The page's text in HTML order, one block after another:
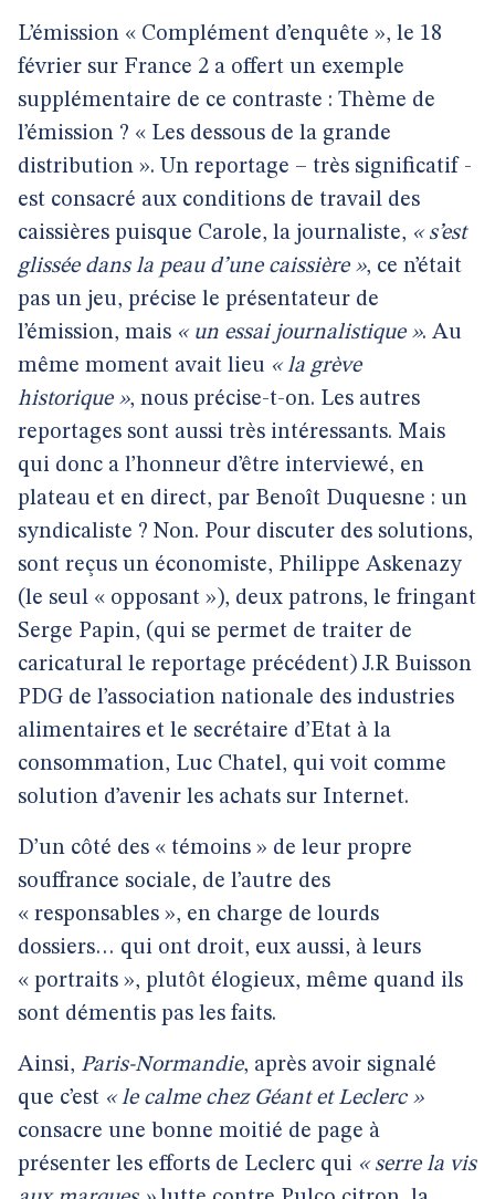
L’émission « Complément d’enquête », le 18
février sur France 2 a offert un exemple
supplémentaire de ce contraste : Thème de
l’émission ? « Les dessous de la grande
distribution ». Un reportage – très significatif -
est consacré aux conditions de travail des
caissières puisque Carole, la journaliste, « s’est
glissée dans la peau d’une caissière », ce n’était
pas un jeu, précise le présentateur de
l’émission, mais « un essai journalistique ». Au
même moment avait lieu « la grève
historique », nous précise-t-on. Les autres
reportages sont aussi très intéressants. Mais
qui donc a l’honneur d’être interviewé, en
plateau et en direct, par Benoît Duquesne : un
syndicaliste ? Non. Pour discuter des solutions,
sont reçus un économiste, Philippe Askenazy
(le seul « opposant »), deux patrons, le fringant
Serge Papin, (qui se permet de traiter de
caricatural le reportage précédent) J.R Buisson
PDG de l’association nationale des industries
alimentaires et le secrétaire d’Etat à la
consommation, Luc Chatel, qui voit comme
solution d’avenir les achats sur Internet.
D’un côté des « témoins » de leur propre
souffrance sociale, de l’autre des
« responsables », en charge de lourds
dossiers… qui ont droit, eux aussi, à leurs
« portraits », plutôt élogieux, même quand ils
sont démentis pas les faits.
Ainsi, Paris-Normandie, après avoir signalé
que c’est « le calme chez Géant et Leclerc »
consacre une bonne moitié de page à
présenter les efforts de Leclerc qui « serre la vis